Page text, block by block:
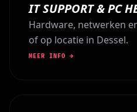
IT SUPPORT & PC
Hardware, netwerken
of op locatie in Dessel.
MEER INFO →